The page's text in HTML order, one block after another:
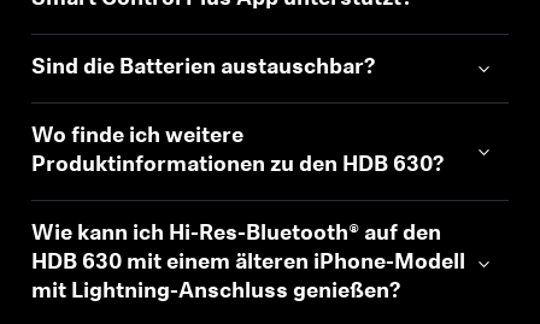
Sind die Batterien austauschbar?
Wo finde ich weitere
Produktinformationen zu den HDB 630?
Wie kann ich Hi-Res-Bluetooth® auf den
HDB 630 mit einem älteren iPhone-Modell
mit Lightning-Anschluss genießen?